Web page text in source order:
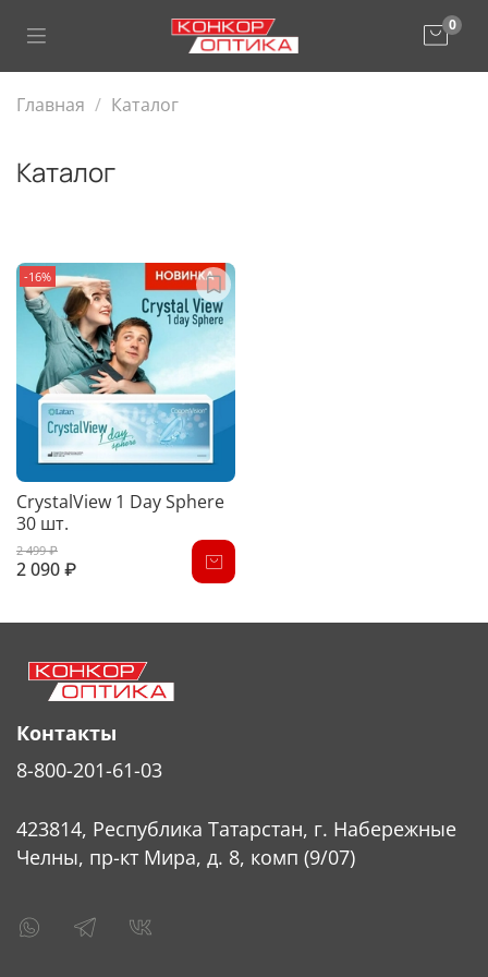
0
Главная Каталог
Каталог
-16%
CrystalView 1 Day Sphere
30 шт.
2 499 ₽
2 090 ₽
Контакты
8-800-201-61-03
423814, Республика Татарстан, г. Набережные
Челны, пр-кт Мира, д. 8, комп (9/07)